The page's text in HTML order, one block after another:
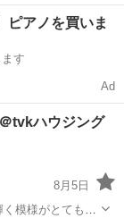
体験会
ピアノを買いま
す
Ad
tvkハウジング
8月5日
模様がとても美